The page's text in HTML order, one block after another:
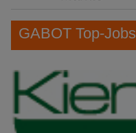
GABOT Top-Jobs